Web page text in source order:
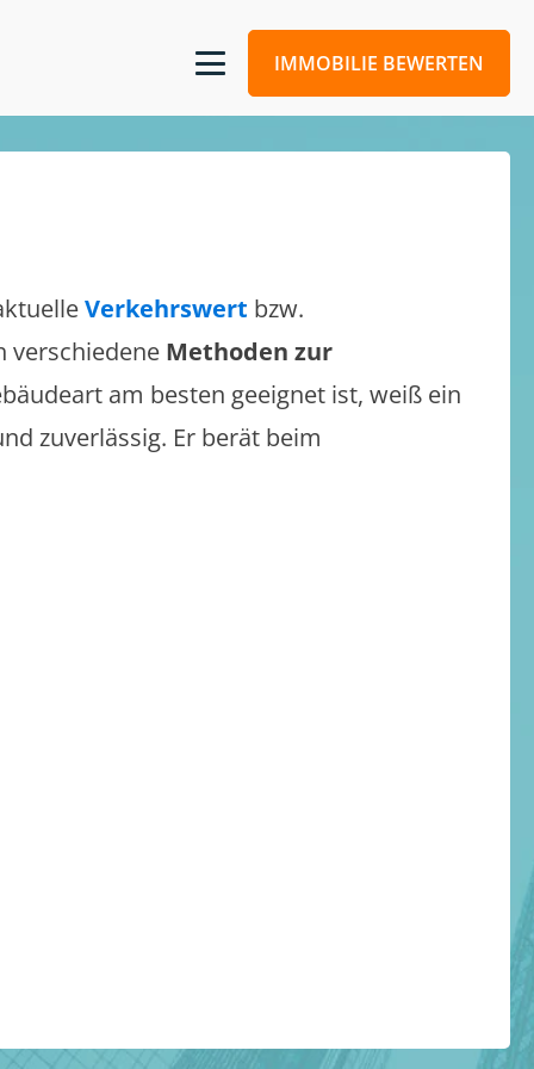
IMMOBILIE BEWERTEN
Verkehrswert bzw.
verschiedene Methoden zur
am besten geeignet ist, weiß ein
zuverlässig. Er berät beim